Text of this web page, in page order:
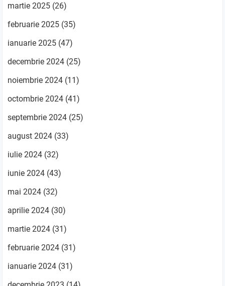
martie 2025 (26)
februarie 2025 (35)
ianuarie 2025 (47)
decembrie 2024 (25)
noiembrie 2024 (11)
octombrie 2024 (41)
septembrie 2024 (25)
august 2024 (33)
iulie 2024 (32)
iunie 2024 (43)
mai 2024 (32)
aprilie 2024 (30)
martie 2024 (31)
februarie 2024 (31)
ianuarie 2024 (31)